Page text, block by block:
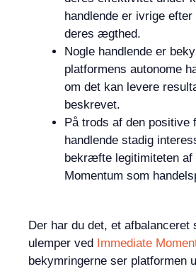
handlende er ivrige
deres ægthed.
Nogle handlende er
platformens autonome
om det kan levere
beskrevet.
På trods af den positive
handlende stadig
bekræfte legitimiteten af
Momentum som
Der har du det, et afbalanceret
ulemper ved
Immediate
bekymringerne ser platformen